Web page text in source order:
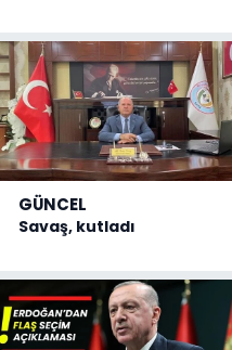
GÜNCEL
Savaş, kutladı